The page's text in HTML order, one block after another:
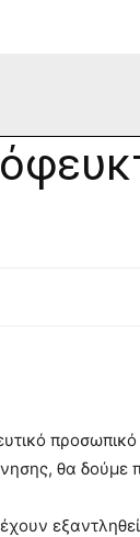
θα δούμε